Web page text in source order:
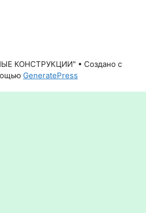
КОНСТРУКЦИИ" • Создано с
GeneratePress